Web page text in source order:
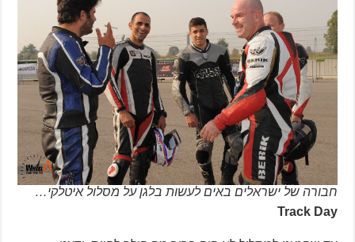
חבורה של ישראלים באים לעשות בלגן על מסלול איטלקי…
Track Day